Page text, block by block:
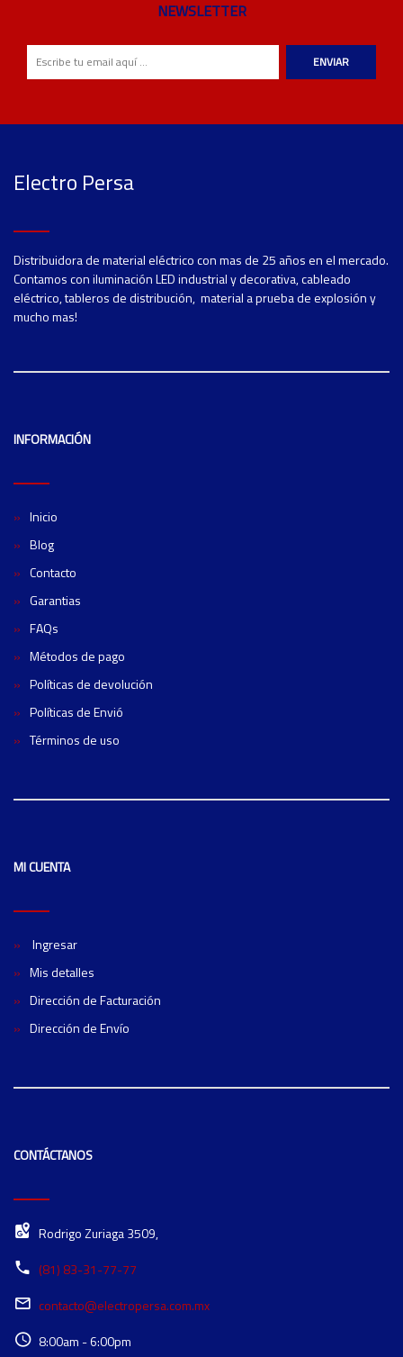
NEWSLETTER
ENVIAR
Electro Persa
Distribuidora de material eléctrico con mas de 25 años en el mercado.
Contamos con iluminación LED industrial y decorativa, cableado
eléctrico, tableros de distribución, material a prueba de explosión y
mucho mas!
INFORMACIÓN
Inicio
Blog
Contacto
Garantias
FAQs
Métodos de pago
Políticas de devolución
Políticas de Envió
Términos de uso
MI CUENTA
Ingresar
Mis detalles
Dirección de Facturación
Dirección de Envío
CONTÁCTANOS
Rodrigo Zuriaga 3509,
(81) 83-31-77-77
contacto@electropersa.com.mx
8:00am - 6:00pm